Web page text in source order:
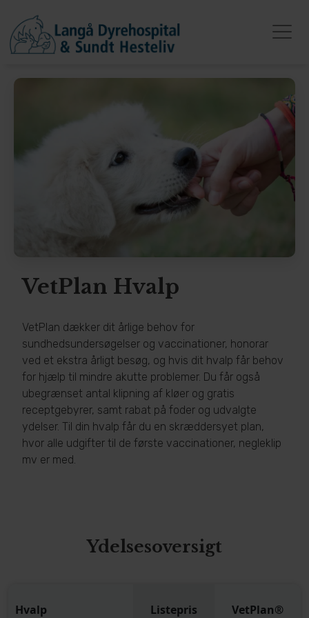
VetPlan Hvalp
VetPlan dækker dit årlige behov for
sundhedsundersøgelser og vaccinationer, honorar
ved et ekstra årligt besøg, og hvis dit hvalp får behov
for hjælp til mindre akutte problemer. Du får også
ubegrænset antal klipning af kløer og gratis
receptgebyrer, samt rabat på foder og udvalgte
ydelser. Til din hvalp får du en skræddersyet plan,
hvor alle udgifter til de første vaccinationer, negleklip
mv er med.
Ydelsesoversigt
Hvalp Listepris VetPlan®